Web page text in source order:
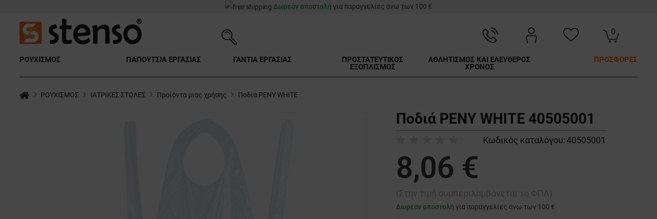
Δωρεάν αποστολή για παραγγελίες άνω των 100 €
0
ΡΟΥΧΙΣΜΟΣ ΠΑΠΟΥΤΣΙΑ ΕΡΓΑΣΙΑΣ ΓΑΝΤΙΑ ΕΡΓΑΣΙΑΣ
ΠΡΟΣΤΑΤΕΥΤΙΚΟΣ
ΕΞΟΠΛΙΣΜΟΣ
ΑΘΛΗΤΙΣΜΟΣ ΚΑΙ ΕΛΕΥΘΕΡΟΣ
ΧΡΟΝΟΣ
ΠΡΟΣΦΟΡΕΣ
ΡΟΥΧΙΣΜΟΣ ΙΑΤΡΙΚΕΣ ΣΤΟΛΕΣ Προϊόντα μιας χρήσης Ποδιά PENY WHITE
Ποδιά PENY WHITE 40505001
Κωδικός καταλόγου:40505001
8,06 €
Δωρεάν αποστολή για παραγγελίες άνω των 100 €